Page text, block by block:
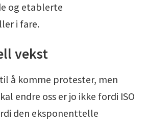
og etablerte
i fare.
vekst
å komme protester, men
endre oss er jo ikke fordi ISO
den eksponenttelle